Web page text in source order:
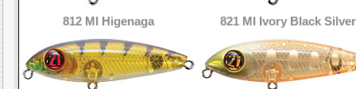
812 MI Higenaga 821 MI Ivory Black Silver